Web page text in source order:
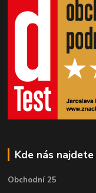
Kde nás najdete
Obchodní 25